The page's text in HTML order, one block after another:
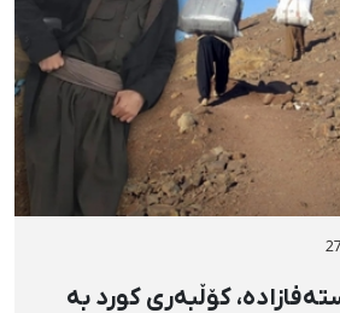
کۆڵبەری کورد بە